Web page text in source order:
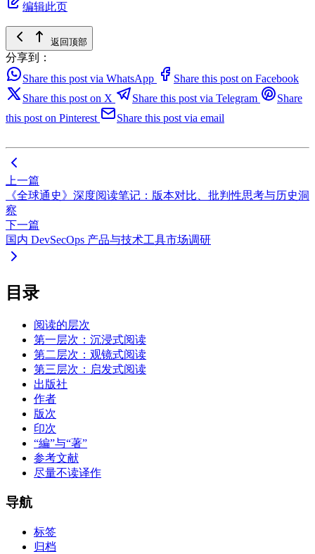
编辑此页
返回顶部
分享到：
Share this post via WhatsApp
Share this post on Facebook
Share this post on X
Share this post via Telegram
Share
this post on Pinterest
Share this post via email
上一篇
《全球通史》深度阅读笔记：版本对比、批判性思考与历史洞
察
下一篇
国内 DevSecOps 产品与技术工具市场调研
目录
阅读的层次
第一层次：沉浸式阅读
第二层次：观镜式阅读
第三层次：启发式阅读
出版社
作者
版次
印次
“編”与“著”
参考文献
尽量不读译作
导航
标签
归档